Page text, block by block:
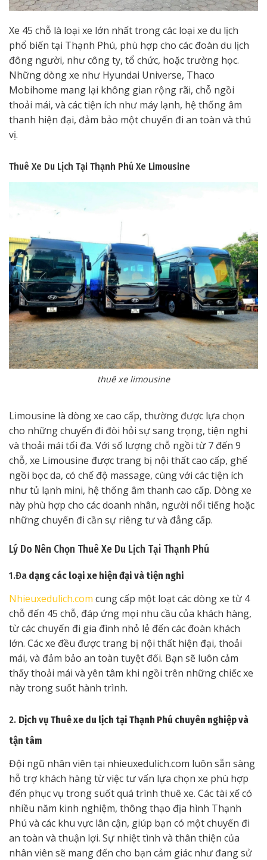
Xe 45 chỗ là loại xe lớn nhất trong các loại xe du lịch
phổ biến tại Thạnh Phú, phù hợp cho các đoàn du lịch
đông người, như công ty, tổ chức, hoặc trường học.
Những dòng xe như Hyundai Universe, Thaco
Mobihome mang lại không gian rộng rãi, chỗ ngồi
thoải mái, và các tiện ích như máy lạnh, hệ thống âm
thanh hiện đại, đảm bảo một chuyến đi an toàn và thú
vị.
Thuê Xe Du Lịch Tại Thạnh Phú Xe Limousine
thuê xe limousine
Limousine là dòng xe cao cấp, thường được lựa chọn
cho những chuyến đi đòi hỏi sự sang trọng, tiện nghi
và thoải mái tối đa. Với số lượng chỗ ngồi từ 7 đến 9
chỗ, xe Limousine được trang bị nội thất cao cấp, ghế
ngồi bọc da, có chế độ massage, cùng với các tiện ích
như tủ lạnh mini, hệ thống âm thanh cao cấp. Dòng xe
này phù hợp cho các doanh nhân, người nổi tiếng hoặc
những chuyến đi cần sự riêng tư và đẳng cấp.
Lý Do Nên Chọn Thuê Xe Du Lịch Tại Thạnh Phú
1.Đa dạng các loại xe hiện đại và tiện nghi
Nhieuxedulich.com cung cấp một loạt các dòng xe từ 4
chỗ đến 45 chỗ, đáp ứng mọi nhu cầu của khách hàng,
từ các chuyến đi gia đình nhỏ lẻ đến các đoàn khách
lớn. Các xe đều được trang bị nội thất hiện đại, thoải
mái, và đảm bảo an toàn tuyệt đối. Bạn sẽ luôn cảm
thấy thoải mái và yên tâm khi ngồi trên những chiếc xe
này trong suốt hành trình.
2. Dịch vụ Thuê xe du lịch tại Thạnh Phú chuyên nghiệp và
tận tâm
Đội ngũ nhân viên tại nhieuxedulich.com luôn sẵn sàng
hỗ trợ khách hàng từ việc tư vấn lựa chọn xe phù hợp
đến phục vụ trong suốt quá trình thuê xe. Các tài xế có
nhiều năm kinh nghiệm, thông thạo địa hình Thạnh
Phú và các khu vực lân cận, giúp bạn có một chuyến đi
an toàn và thuận lợi. Sự nhiệt tình và thân thiện của
nhân viên sẽ mang đến cho bạn cảm giác như đang sử